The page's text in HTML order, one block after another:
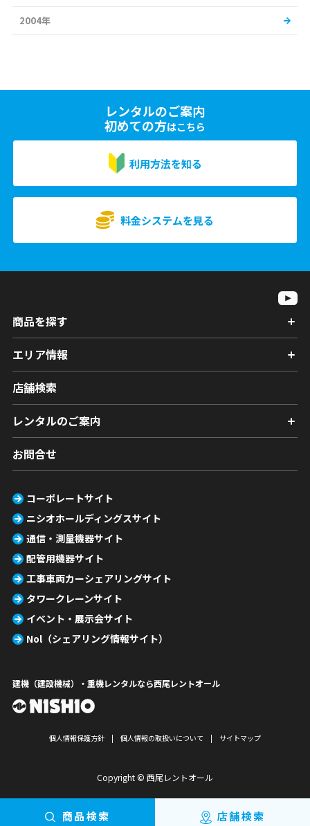
2004年
レンタルのご案内
初めての方はこちら
利用方法を知る
料金システムを見る
商品検索 店舗検索
商品を探す
エリア情報
店舗検索
レンタルのご案内
お問合せ
コーポレートサイト
ニシオホールディングスサイト
通信・測量機器サイト
配管用機器サイト
工事車両カーシェアリングサイト
タワークレーンサイト
イベント・展示会サイト
Nol（シェアリング情報サイト）
建機（建設機械）・重機レンタルなら西尾レントオール
個人情報保護方針 個人情報の取扱いについて サイトマップ
Copyright © 西尾レントオール